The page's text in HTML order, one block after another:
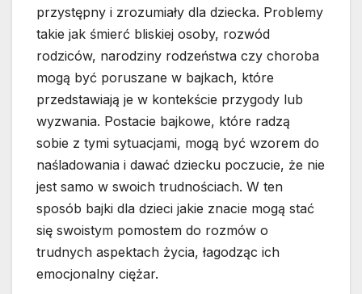
przystępny i zrozumiały dla dziecka. Problemy
takie jak śmierć bliskiej osoby, rozwód
rodziców, narodziny rodzeństwa czy choroba
mogą być poruszane w bajkach, które
przedstawiają je w kontekście przygody lub
wyzwania. Postacie bajkowe, które radzą
sobie z tymi sytuacjami, mogą być wzorem do
naśladowania i dawać dziecku poczucie, że nie
jest samo w swoich trudnościach. W ten
sposób bajki dla dzieci jakie znacie mogą stać
się swoistym pomostem do rozmów o
trudnych aspektach życia, łagodząc ich
emocjonalny ciężar.